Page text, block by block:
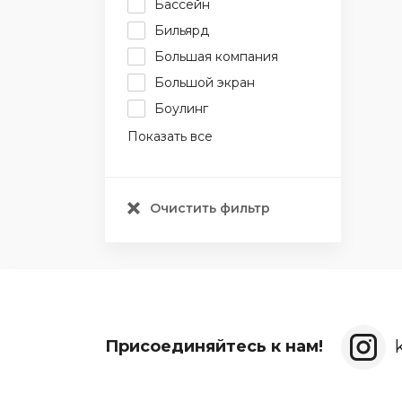
Бассейн
Бильярд
Большая компания
Большой экран
Боулинг
Показать все
Очистить фильтр
Присоединяйтесь к нам!